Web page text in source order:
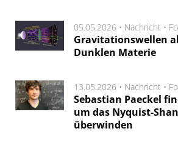
05.05.2026 • Nachricht •
Gravitationswellen
Dunklen Materie
13.05.2026 • Nachricht •
Sebastian Paeckel
um das Nyquist-
überwinden